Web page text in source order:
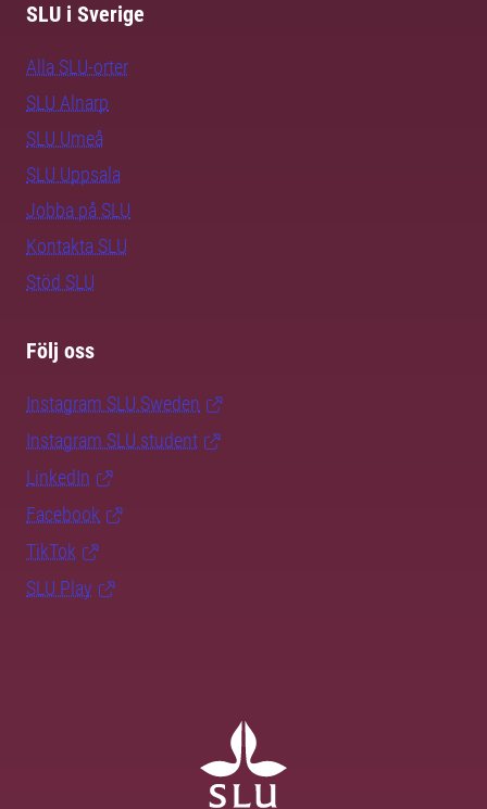
SLU i Sverige
Alla SLU-orter
SLU Alnarp
SLU Umeå
SLU Uppsala
Jobba på SLU
Kontakta SLU
Stöd SLU
Följ oss
Instagram SLU.Sweden
Instagram SLU.student
LinkedIn
Facebook
TikTok
SLU Play